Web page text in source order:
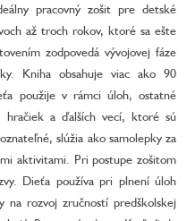
pracovný zošit pre detské
až troch rokov, ktoré sa ešte
zodpovedá vývojovej fáze
Kniha obsahuje viac ako 90
použije v rámci úloh, ostatné
hračiek a ďalších vecí, ktoré sú
slúžia ako samolepky za
aktivitami. Pri postupe zošitom
Dieťa používa pri plnení úloh
na rozvoj zručností predškolskej